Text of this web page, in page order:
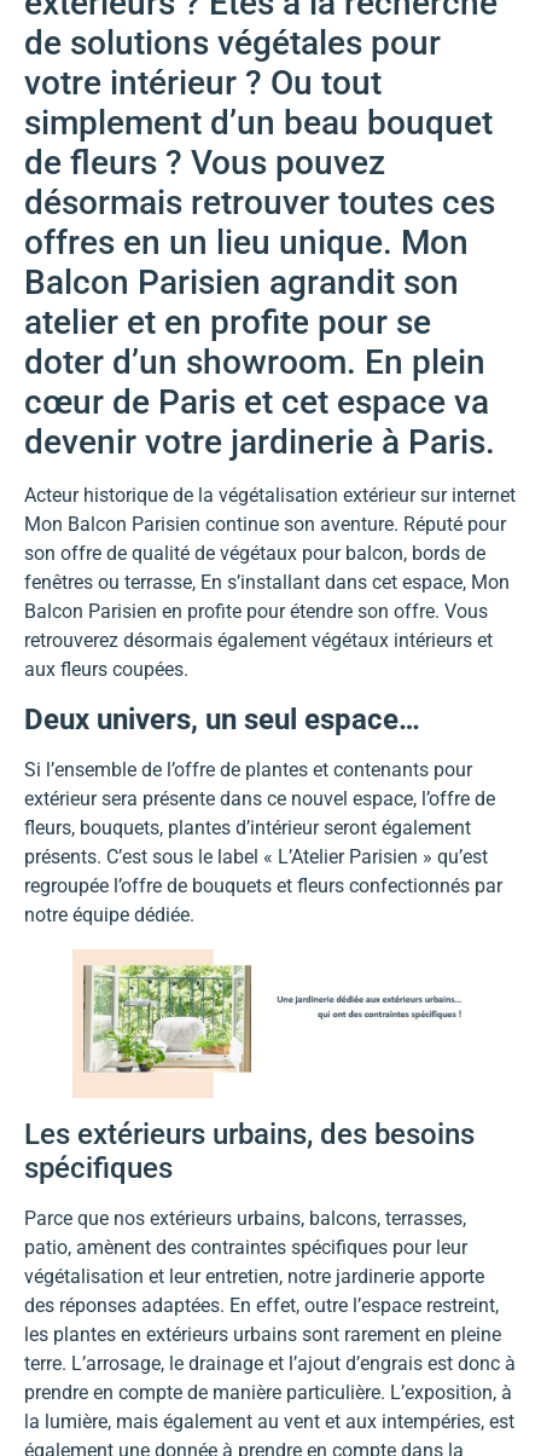
de solutions végétales pour
votre intérieur ? Ou tout
simplement d’un beau bouquet
de fleurs ? Vous pouvez
désormais retrouver toutes ces
offres en un lieu unique. Mon
Balcon Parisien agrandit son
atelier et en profite pour se
doter d’un showroom. En plein
cœur de Paris et cet espace va
devenir votre jardinerie à Paris.
Acteur historique de la végétalisation extérieur sur internet
Mon Balcon Parisien continue son aventure. Réputé pour
son offre de qualité de végétaux pour balcon, bords de
fenêtres ou terrasse, En s’installant dans cet espace, Mon
Balcon Parisien en profite pour étendre son offre. Vous
retrouverez désormais également végétaux intérieurs et
aux fleurs coupées.
Deux univers, un seul espace…
Si l’ensemble de l’offre de plantes et contenants pour
extérieur sera présente dans ce nouvel espace, l’offre de
fleurs, bouquets, plantes d’intérieur seront également
présents. C’est sous le label « L’Atelier Parisien » qu’est
regroupée l’offre de bouquets et fleurs confectionnés par
notre équipe dédiée.
Les extérieurs urbains, des besoins
spécifiques
Parce que nos extérieurs urbains, balcons, terrasses,
patio, amènent des contraintes spécifiques pour leur
végétalisation et leur entretien, notre jardinerie apporte
des réponses adaptées. En effet, outre l’espace restreint,
les plantes en extérieurs urbains sont rarement en pleine
terre. L’arrosage, le drainage et l’ajout d’engrais est donc à
prendre en compte de manière particulière. L’exposition, à
la lumière, mais également au vent et aux intempéries, est
également une donnée à prendre en compte dans la